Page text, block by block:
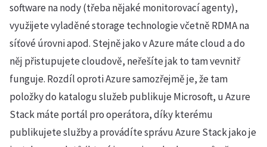
software na nody (třeba nějaké monitorovací agenty),
využijete vyladěné storage technologie včetně RDMA na
síťové úrovni apod. Stejně jako v Azure máte cloud a do
něj přistupujete cloudově, neřešíte jak to tam vevnitř
funguje. Rozdíl oproti Azure samozřejmě je, že tam
položky do katalogu služeb publikuje Microsoft, u Azure
Stack máte portál pro operátora, díky kterému
publikujete služby a provádíte správu Azure Stack jako je